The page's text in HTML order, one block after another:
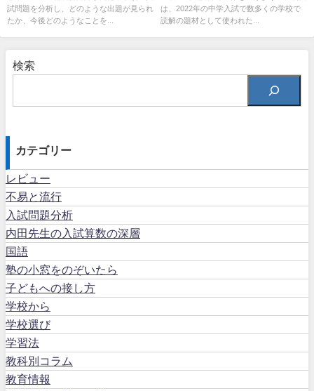
試問題を分析し、どのような出題が見られ
たか、今後どのようなことを...
は、2022年の中学入試で数多くの学校で
読解の題材として使われた...
検索
カテゴリー
レビュー
不易と流行
入試問題分析
内田先生の入試算数の深層
国語
塾の小窓をのぞいたら
子どもへの接し方
学校から
学校選び
学習法
教科別コラム
教育情報